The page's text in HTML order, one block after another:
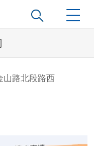
山路北段路西